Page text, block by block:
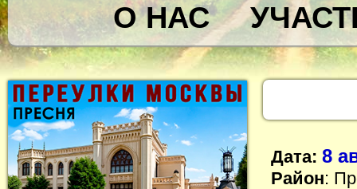
О НАС
Дата: 8
Район: